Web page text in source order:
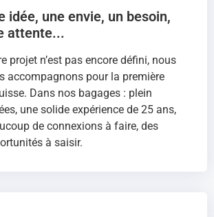
idée, une envie, un besoin,
attente...
projet n’est pas encore défini, nous
accompagnons pour la première
Dans nos bagages : plein
une solide expérience de 25 ans,
de connexions à faire, des
à saisir.